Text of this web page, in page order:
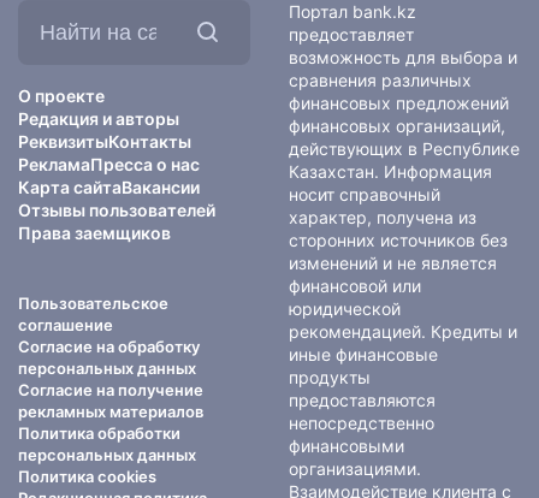
О проекте
Редакция и авторы
РеквизитыКонтакты
РекламаПресса о нас
Карта сайтаВакансии
Отзывы пользователей
Права заемщиков
Пользовательское
соглашение
Согласие на обработку
персональных данных
Согласие на получение
рекламных материалов
Политика обработки
персональных данных
Политика cookies
Портал bank.kz
предоставляет
возможность для выбора и
сравнения различных
финансовых предложений
финансовых организаций,
действующих в Республике
Казахстан. Информация
носит справочный
характер, получена из
сторонних источников без
изменений и не является
финансовой или
юридической
рекомендацией. Кредиты и
иные финансовые
продукты
предоставляются
непосредственно
финансовыми
организациями.
Взаимодействие клиента с